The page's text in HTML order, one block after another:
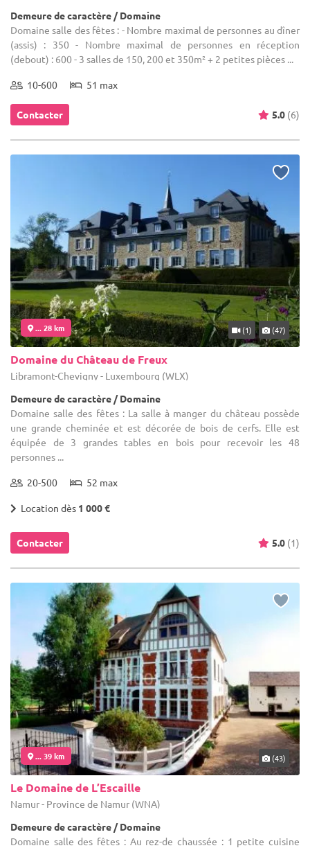
Demeure de caractère / Domaine
Domaine salle des fêtes : - Nombre maximal de personnes au dîner
(assis) : 350 - Nombre maximal de personnes en réception
(debout) : 600 - 3 salles de 150, 200 et 350m² + 2 petites pièces ...
10-600 51 max
Contacter 5.0 (6)
... 28 km (1) (47)
Domaine du Château de Freux
Libramont-Chevigny - Luxembourg (WLX)
Demeure de caractère / Domaine
Domaine salle des fêtes : La salle à manger du château possède
une grande cheminée et est décorée de bois de cerfs. Elle est
équipée de 3 grandes tables en bois pour recevoir les 48
personnes ...
20-500 52 max
Location dès 1 000 €
Contacter 5.0 (1)
... 39 km (43)
Le Domaine de L’Escaille
Namur - Province de Namur (WNA)
Demeure de caractère / Domaine
Domaine salle des fêtes : Au rez-de chaussée : 1 petite cuisine